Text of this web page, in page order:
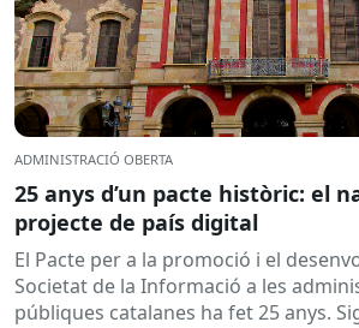
ADMINISTRACIÓ OBERTA
25 anys d’un pacte històric: el
projecte de país digital
El Pacte per a la promoció i el
Societat de la Informació a les
públiques catalanes ha fet 25 anys.